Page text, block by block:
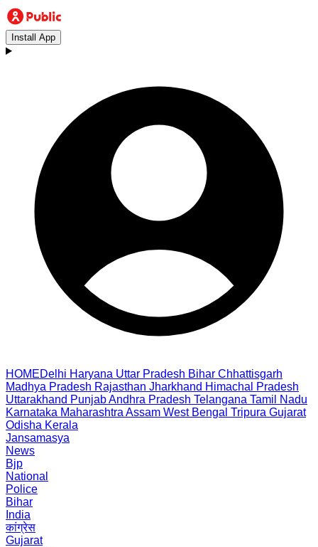
Install App
HOMEDelhi Haryana Uttar Pradesh Bihar Chhattisgarh
Madhya Pradesh Rajasthan Jharkhand Himachal Pradesh
Uttarakhand PunjabAndhra Pradesh Telangana Tamil Nadu
Karnataka Maharashtra Assam West Bengal Tripura Gujarat
Odisha Kerala
Jansamasya
News
Bjp
National
Police
Bihar
India
कांग्रेस
Gujarat